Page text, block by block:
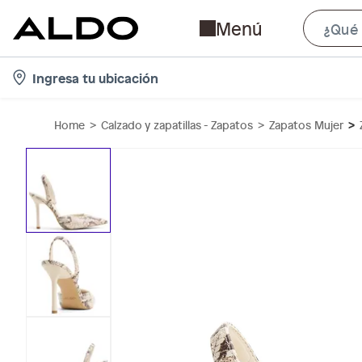
Menú
Ingresa tu ubicación
Home Calzado y zapatillas - Zapatos Zapatos Mujer